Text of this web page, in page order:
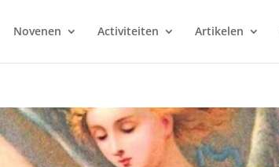
Novenen Activiteiten Artikelen